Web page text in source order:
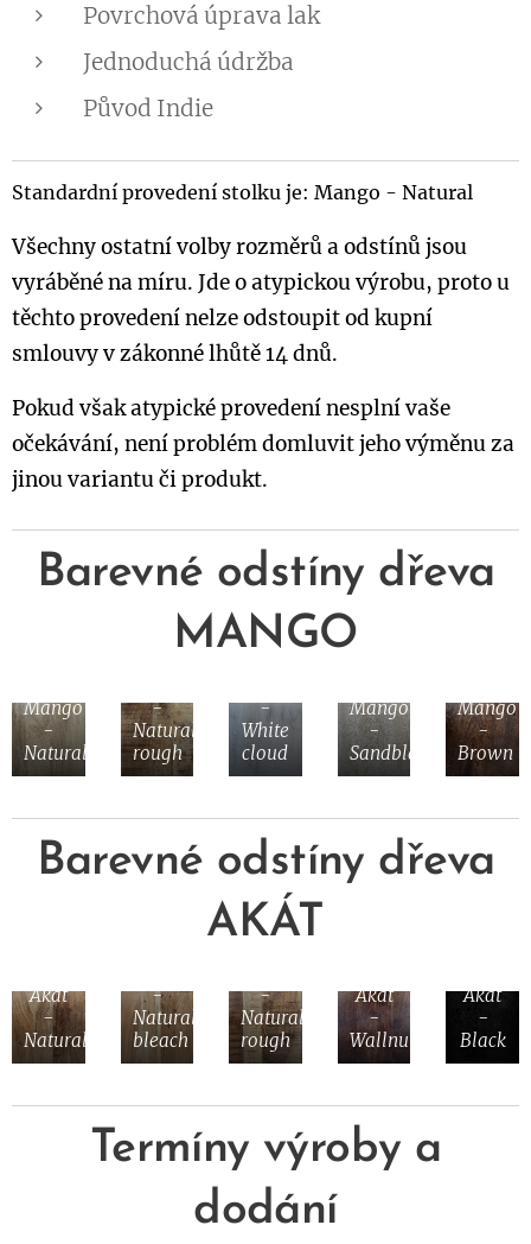
Povrchová úprava lak
Jednoduchá údržba
Původ Indie
Standardní provedení stolku je: Mango - Natural
Všechny ostatní volby rozměrů a odstínů jsou
vyráběné na míru. Jde o atypickou výrobu, proto u
těchto provedení nelze odstoupit od kupní
smlouvy v zákonné lhůtě 14 dnů.
Pokud však atypické provedení nesplní vaše
očekávání, není problém domluvit jeho výměnu za
jinou variantu či produkt.
Barevné odstíny dřeva
MANGO
Mango
-
Natural
-
Natural
rough
-
White
cloud
Mango
-
Sandblasting
Mango
-
Brown
Barevné odstíny dřeva
AKÁT
Akát
-
Natural
-
Natural
bleach
-
Natural
rough
Akát
-
Wallnut
Akát
-
Black
Termíny výroby a
dodání